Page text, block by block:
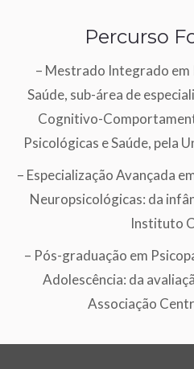
Percurso
– Mestrado Integrado em
Saúde, sub-área de
Cognitivo-
Psicológicas e Saúde, pela
– Especialização Avançada
Neuropsicológicas: da
Instituto
– Pós-graduação em
Adolescência: da
Associação